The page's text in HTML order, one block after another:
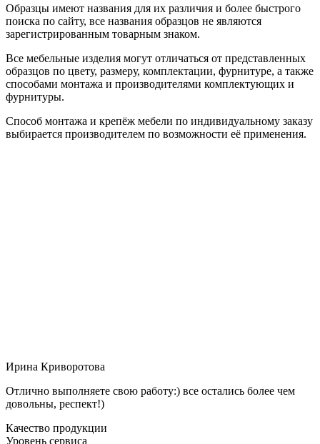
Образцы имеют названия для их различия и более быстрого
поиска по сайту, все названия образцов не являются
зарегистрированным товарным знаком.
Все мебельные изделия могут отличаться от представленных
образцов по цвету, размеру, комплектации, фурнитуре, а также
способами монтажа и производителями комплектующих и
фурнитуры.
Способ монтажа и крепёж мебели по индивидуальному заказу
выбирается производителем по возможности её применения.
Ирина Криворотова
Отлично выполняете свою работу:) все остались более чем
довольны, респект!)
Качество продукции
Уровень сервиса